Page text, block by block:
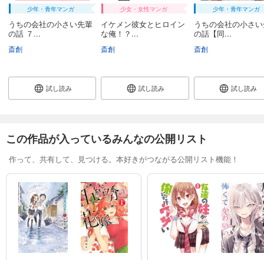
少年・青年マンガ
うちの会社の小さい先輩
の話 ７...
斎創
試し読み
少女・女性マンガ
イケメン彼女とヒロイン
な俺！？...
斎創
試し読み
少年・青年マンガ
うちの会社の小さ
の話【同...
斎創
試し読み
この作品が入っているみんなの公開リスト
作って、共有して、見つける。本好きがつながる公開リスト機能！